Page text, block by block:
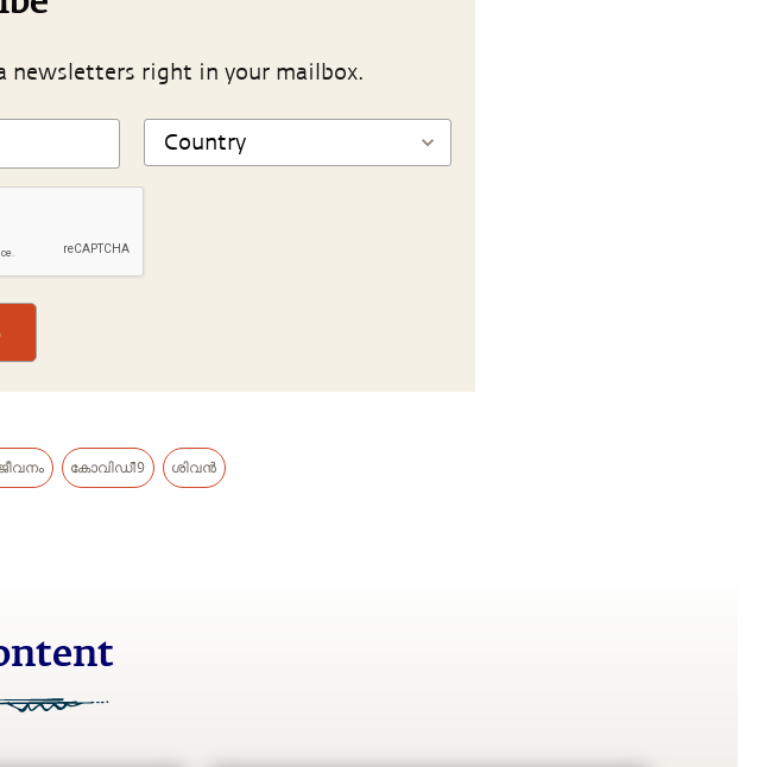
newsletters right in your mailbox.
കോവിഡ്19 ശിവൻ